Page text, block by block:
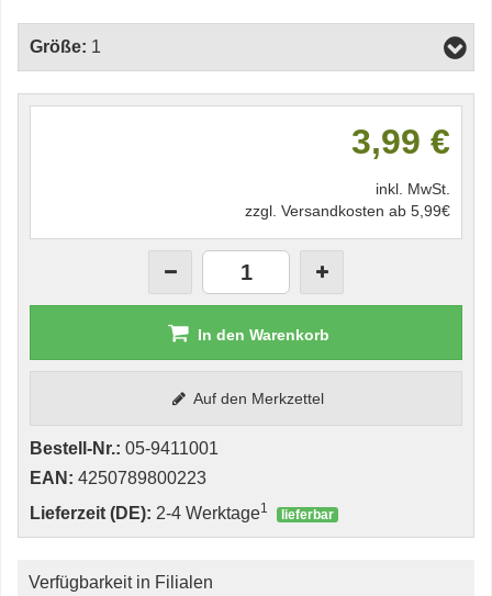
Größe: 1
3,99 €
inkl. MwSt.
zzgl. Versandkosten ab 5,99€
In den Warenkorb
Auf den Merkzettel
Bestell-Nr.: 05-9411001
EAN: 4250789800223
Lieferzeit (DE): 2-4 Werktage1 lieferbar
Verfügbarkeit in Filialen